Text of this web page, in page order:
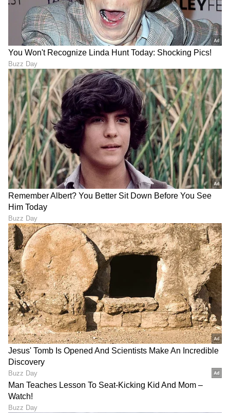
ರಾಜ್ಯದ 10 ಜಿಲ್ಲೆಗಳಿಗೆ 'ಆರೆಂಜ್
ಅಲರ್ಟ್': 48 ಗಂಟೆಗಳ ಕಾಲ
ಮಳೆ ಅಬ್ಬರ, ಮನೆ ಬಿಡುವ ಮುನ್ನ
ಎಚ್ಚರ!
ಬೆಂಗಳೂರು ಲಾಡ್ಜ್‌ನಲ್ಲಿ
ಅಮೇರಿಕನ್ ಬುಲೆಟ್:
ಹುಡುಗಿಯೊಂದಿಗೆ ಬಂದ ಸೈನಿಕನ
ಸಂಚು ಏನಿತ್ತು?
ರಾಜ್ಯದಲ್ಲಿ 60 ಕಿ.ಮೀ ವೇಗದ
ಸುಂಟರಗಾಳಿ ಅಬ್ಬರ, ಈ 5
ಜಿಲ್ಲೆಗಳ ಜನರೇ ಎಚ್ಚರ;
ಹವಾಮಾನ ಇಲಾಖೆ 'ಡೇಂಜರ್'
ಅಲರ್ಟ್!
ಗಮನಿಸಿ, ಮೇ 20 ರಿಂದ ಜೂನ್
2ರವರೆಗೆ ಮಂಗಳೂರಿನಿಂದ
ಹೊರಡುವ ಎಲ್ಲಾ ರೈಲುಗಳ
ಸಂಚಾರ ಮಾರ್ಗದಲ್ಲಿ ಭಾರೀ